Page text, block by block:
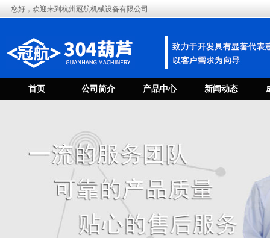
您好，欢迎来到杭州冠航机械设备有限公司
首页 公司简介 产品中心 新闻动态